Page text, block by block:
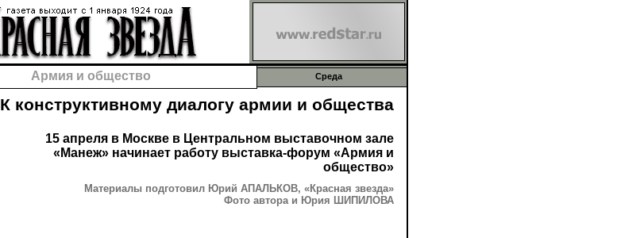
Армия и общество Среда
К конструктивному диалогу армии и общества
15 апреля в Москве в Центральном выставочном зале
«Манеж» начинает работу выставка-форум «Армия и
общество»
Материалы подготовил Юрий АПАЛЬКОВ, «Красная звезда»
Фото автора и Юрия ШИПИЛОВА